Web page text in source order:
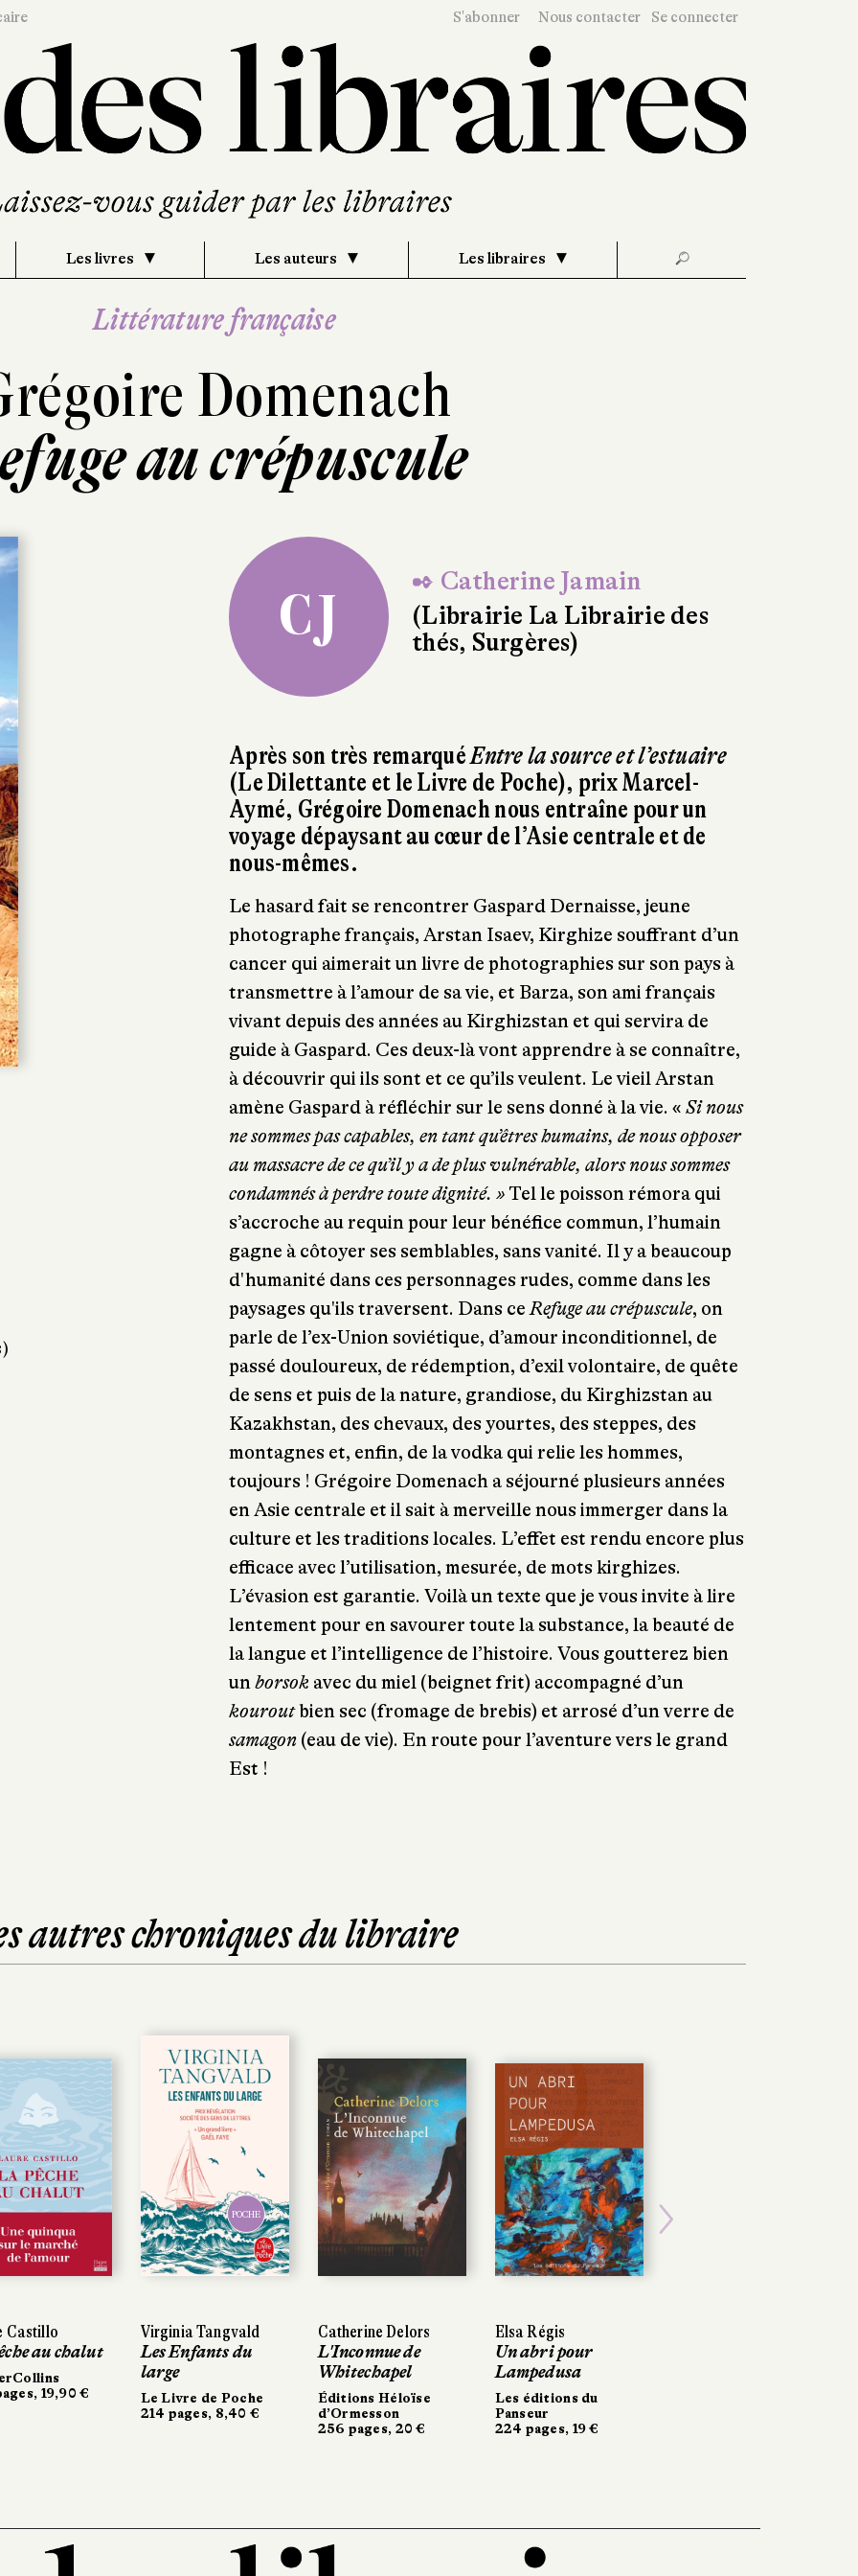
S'abonner Nous contacter Se connecter
Les livres Les auteurs Les libraires 🔎
Littérature française
Domenach
au crépuscule
CJ
✒ Catherine Jamain
(Librairie La Librairie des
thés, Surgères)
Après son très remarquéEntre la source et l’estuaire
(Le Dilettante et le Livre de Poche), prix Marcel-
Aymé, Grégoire Domenach nous entraîne pour un
voyage dépaysant au cœur de l’Asie centrale et de
nous-mêmes.
Le hasard fait se rencontrer Gaspard Dernaisse, jeune
photographe français, Arstan Isaev, Kirghize souffrant d’un
cancer qui aimerait un livre de photographies sur son pays à
transmettre à l’amour de sa vie, et Barza, son ami français
vivant depuis des années au Kirghizstan et qui servira de
guide à Gaspard. Ces deux-là vont apprendre à se connaître,
à découvrir qui ils sont et ce qu’ils veulent. Le vieil Arstan
amène Gaspard à réfléchir sur le sens donné à la vie. « Si nous
ne sommes pas capables, en tant qu’êtres humains, de nous opposer
au massacre de ce qu’il y a de plus vulnérable, alors nous sommes
condamnés à perdre toute dignité. » Tel le poisson rémora qui
s’accroche au requin pour leur bénéfice commun, l’humain
gagne à côtoyer ses semblables, sans vanité. Il y a beaucoup
d'humanité dans ces personnages rudes, comme dans les
paysages qu'ils traversent. Dans ceRefuge au crépuscule, on
parle de l’ex-Union soviétique, d’amour inconditionnel, de
passé douloureux, de rédemption, d’exil volontaire, de quête
de sens et puis de la nature, grandiose, du Kirghizstan au
Kazakhstan, des chevaux, des yourtes, des steppes, des
montagnes et, enfin, de la vodka qui relie les hommes,
toujours ! Grégoire Domenach a séjourné plusieurs années
en Asie centrale et il sait à merveille nous immerger dans la
culture et les traditions locales. L’effet est rendu encore plus
efficace avec l’utilisation, mesurée, de mots kirghizes.
L’évasion est garantie. Voilà un texte que je vous invite à lire
lentement pour en savourer toute la substance, la beauté de
la langue et l’intelligence de l’histoire. Vous goutterez bien
unborsok avec du miel (beignet frit) accompagné d’un
kouroutbien sec (fromage de brebis) et arrosé d’un verre de
samagon (eau de vie). En route pour l’aventure vers le grand
Est !
autres chroniques du libraire
au chalut
19,90 €
POCHE
Virginia Tangvald
Les Enfants du
large
Le Livre de Poche
214 pages, 8,40 €
Catherine Delors
L'Inconnue de
Whitechapel
Éditions Héloïse
d’Ormesson
256 pages, 20 €
Elsa Régis
Un abri pour
Lampedusa
Les éditions du
Panseur
224 pages, 19 €
au chalut
19,90 €
POCHE
Virginia Tangvald
Les Enfants du
large
Le Livre de Poche
214 pages, 8,40 €
Catherine Delors
L'Inconnue de
Whitechapel
Éditions Héloïse
d’Ormesson
256 pages, 20 €
Elsa Régis
Un abri pour
Lampedusa
Les éditions du
Panseur
224 pages, 19 €